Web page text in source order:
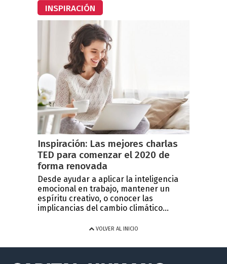
INSPIRACIÓN
Inspiración: Las mejores charlas
TED para comenzar el 2020 de
forma renovada
Desde ayudar a aplicar la inteligencia
emocional en trabajo, mantener un
espíritu creativo, o conocer las
implicancias del cambio climático...
VOLVER AL INICIO